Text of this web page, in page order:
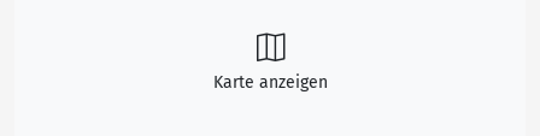
Karte anzeigen